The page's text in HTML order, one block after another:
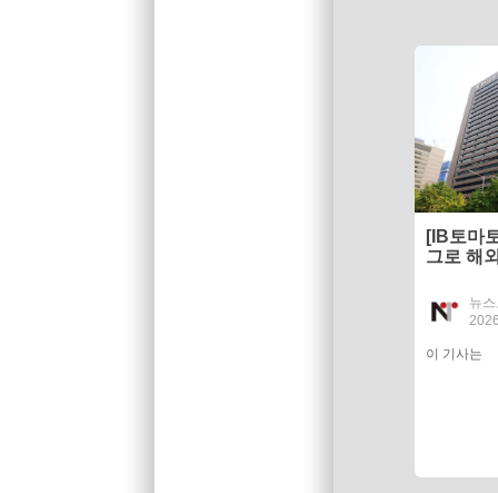
[IB토마
그로 해
뉴
이 기사는